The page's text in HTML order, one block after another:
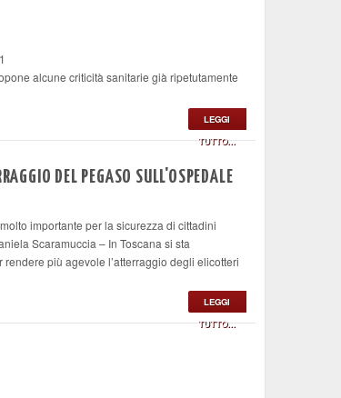
alcune criticità sanitarie già ripetutamente
LEGGI
TUTTO...
DEL PEGASO SULL'OSPEDALE
importante per la sicurezza di cittadini
Scaramuccia – In Toscana si sta
più agevole l’atterraggio degli elicotteri
LEGGI
TUTTO...